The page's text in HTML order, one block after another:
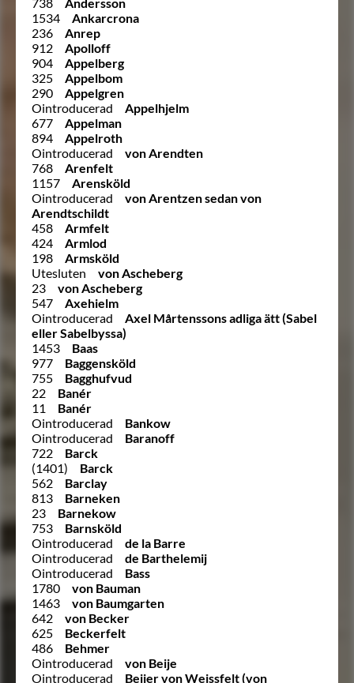
1534
Ankarcrona
236
Anrep
912
Apolloff
904
Appelberg
325
Appelbom
290
Appelgren
Ointroducerad
Appelhjelm
677
Appelman
894
Appelroth
Ointroducerad
von Arendten
768
Arenfelt
1157
Arensköld
Ointroducerad
von Arentzen sedan von
Arendtschildt
458
Armfelt
424
Armlod
198
Armsköld
Utesluten
von Ascheberg
23
von Ascheberg
547
Axehielm
Ointroducerad
Axel Mårtenssons adliga ätt (Sabel
eller Sabelbyssa)
1453
Baas
977
Baggensköld
755
Bagghufvud
22
Banér
11
Banér
Ointroducerad
Bankow
Ointroducerad
Baranoff
722
Barck
(1401)
Barck
562
Barclay
813
Barneken
23
Barnekow
753
Barnsköld
Ointroducerad
de la Barre
Ointroducerad
de Barthelemij
Ointroducerad
Bass
1780
von Bauman
1463
von Baumgarten
642
von Becker
625
Beckerfelt
486
Behmer
Ointroducerad
von Beije
Ointroducerad
Beijer von Weissfelt (von